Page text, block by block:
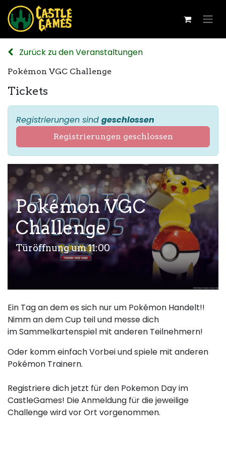
Zurück zu den Veranstaltungen
Pokémon VGC Challenge
Tickets
Registrierungen sind geschlossen
Registrierungen geschlossen
Pokémon VGC
Challenge
Türöffnung um 11:00
Ein Tag an dem es sich nur um Pokémon Handelt!!
Nimm an dem Cup teil und messe dich
im Sammelkartenspiel mit anderen Teilnehmern!
Oder komm einfach Vorbei und spiele mit anderen
Pokémon Trainern.
Registriere dich jetzt für den Pokemon Day im
CastleGames! Die Anmeldung für die jeweilige
Challenge wird vor Ort vorgenommen.